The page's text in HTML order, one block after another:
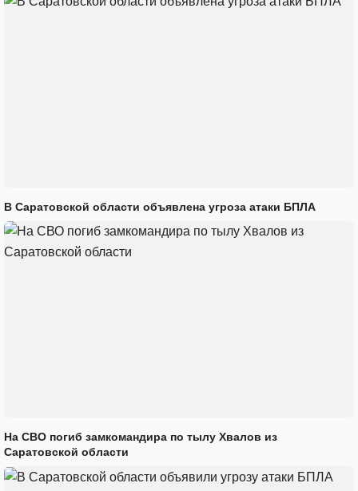
В Саратовской области объявлена угроза атаки БПЛА
На СВО погиб замкомандира по тылу Хвалов из
Саратовской области